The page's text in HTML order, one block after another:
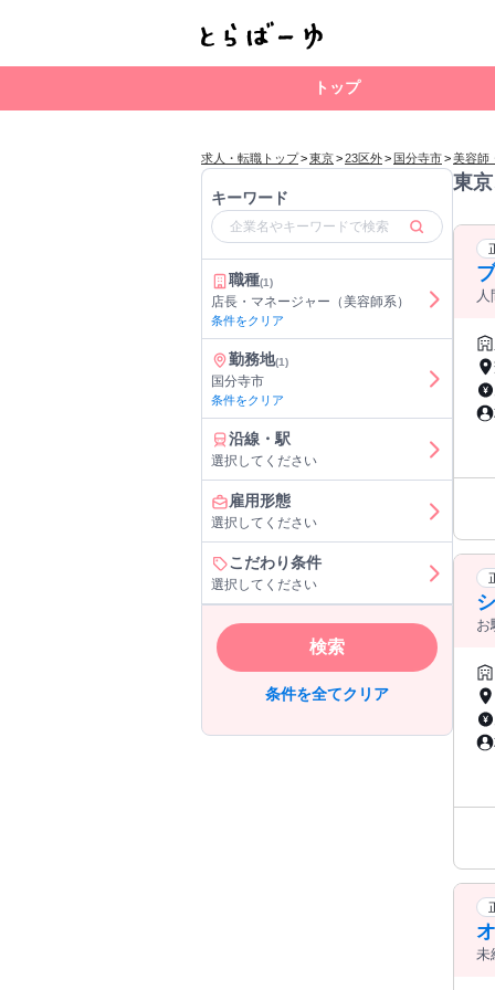
トップ
求人・転職トップ>東京>23区外> 国分寺市>美容師
キーワード
職種(1)
店長・マネージャー（美容師系）
条件をクリア
勤務地(1)
国分寺市
条件をクリア
沿線・駅
選択してください
雇用形態
選択してください
こだわり条件
選択してください
検索
条件を全てクリア
東
お
未